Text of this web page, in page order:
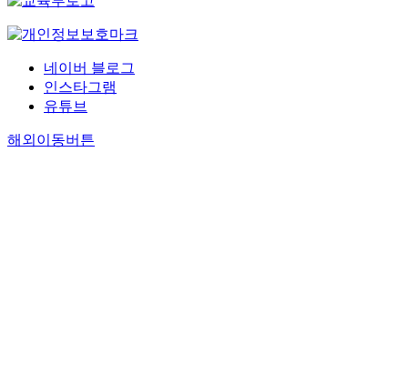
네이버 블로그
인스타그램
유튜브
해외이동버튼